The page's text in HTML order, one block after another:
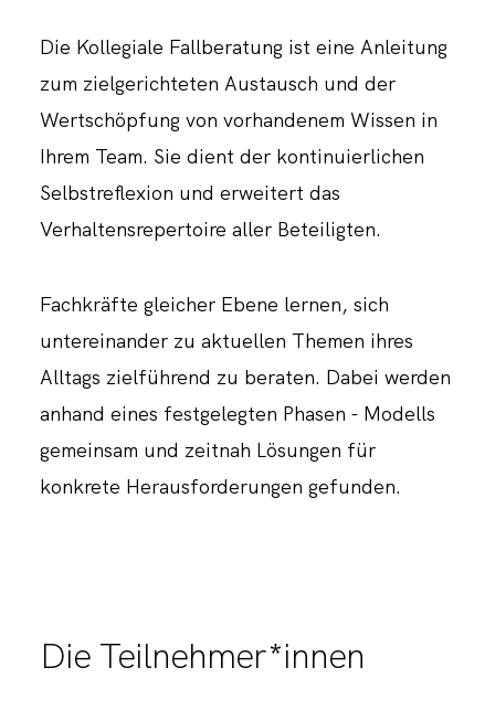
Fachkräfte gleicher Ebene lernen, sich
untereinander zu aktuellen Themen ihres
Alltags zielführend zu beraten. Dabei werden
anhand eines festgelegten Phasen - Modells
gemeinsam und zeitnah Lösungen für
konkrete Herausforderungen gefunden.
Die Kollegiale Fallberatung ist eine Anleitung
zum zielgerichteten Austausch und der
Wertschöpfung von vorhandenem Wissen in
Ihrem Team. Sie dient der kontinuierlichen
Selbstreflexion und erweitert das
Verhaltensrepertoire aller Beteiligten.
Die Teilnehmer*innen